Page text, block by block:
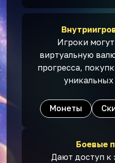
Игроки
виртуальную
прогресса,
Монеты
Боевые
Дают доступ